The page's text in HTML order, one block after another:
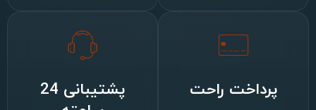
پرداخت راحت
پشتیبانی 24